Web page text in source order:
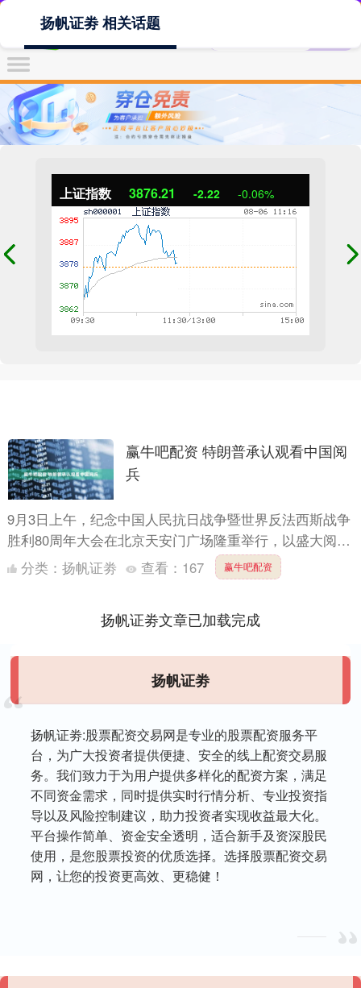
上证指数 3876.21 -2.22 -0.06%
扬帆证劵 相关话题
赢牛吧配资 特朗普承认观看中国阅
兵
9月3日上午，纪念中国人民抗日战争暨世界反法西斯战争
胜利80周年大会在北京天安门广场隆重举行，以盛大阅兵
仪式，同世界人民一道纪念这个伟大的日子。 当地时间9
分类： 扬帆证劵 查看： 167 赢牛吧配资
扬帆证劵文章已加载完成
扬帆证劵
扬帆证劵:股票配资交易网是专业的股票配资服务平
台，为广大投资者提供便捷、安全的线上配资交易服
务。我们致力于为用户提供多样化的配资方案，满足
不同资金需求，同时提供实时行情分析、专业投资指
导以及风险控制建议，助力投资者实现收益最大化。
平台操作简单、资金安全透明，适合新手及资深股民
使用，是您股票投资的优质选择。选择股票配资交易
网，让您的投资更高效、更稳健！